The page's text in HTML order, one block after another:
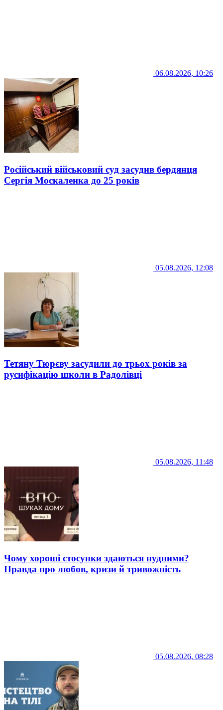
06.08.2026, 10:26
Російський військовий суд засудив бердянця
Сергія Москаленка до 25 років
05.08.2026, 12:08
Тетяну Тюрєву засудили до трьох років за
русифікацію школи в Радолівці
05.08.2026, 11:48
Чому хороші стосунки здаються нудними?
Правда про любов, кризи й тривожність
05.08.2026, 08:28